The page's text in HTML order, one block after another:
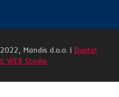
Mandis d.o.o. | Digital
WEB Studio